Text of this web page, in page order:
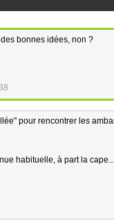
bonnes idées, non ?
pour rencontrer les
habituelle, à part la cape...